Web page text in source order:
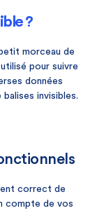
?
morceau de
pour suivre
données
invisibles.
correct de
compte de vos